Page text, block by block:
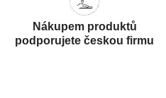
Nákupem produktů
podporujete českou firmu